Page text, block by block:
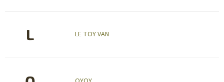
L LE TOY VAN